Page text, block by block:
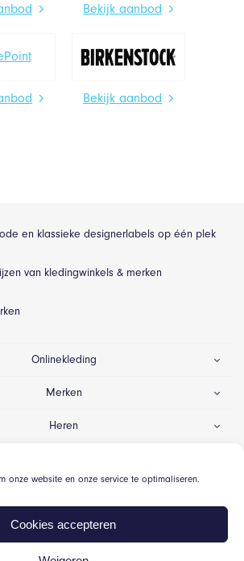
onze website en onze service te optimaliseren.
Cookies accepteren
Bekijk aanbod
Bekijk aanbod
en klassieke designerlabels op één plek
van kledingwinkels & merken
Onlinekleding
Merken
Heren